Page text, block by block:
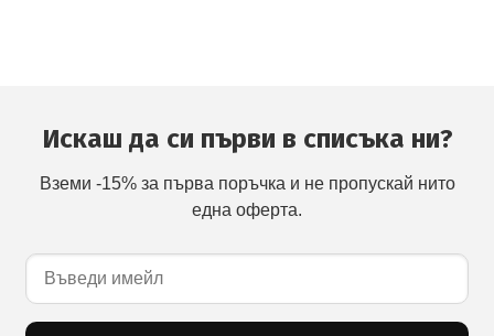
Искаш да си първи в списъка ни?
Вземи -15% за първа поръчка и не пропускай нито
една оферта.